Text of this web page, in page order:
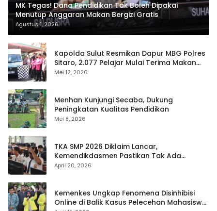
MK Tegas! Dana Pendidikan Tak Boleh Dipakai
Menutup Anggaran Makan Bergizi Gratis
Agustus 1, 2026
Kapolda Sulut Resmikan Dapur MBG Polres
Sitaro, 2.077 Pelajar Mulai Terima Makan
Gratis
Mei 12, 2026
Menhan Kunjungi Secaba, Dukung
Peningkatan Kualitas Pendidikan
Mei 8, 2026
TKA SMP 2026 Diklaim Lancar,
Kemendikdasmen Pastikan Tak Ada
Kebocoran Soal
April 20, 2026
Kemenkes Ungkap Fenomena Disinhibisi
Online di Balik Kasus Pelecehan Mahasiswa